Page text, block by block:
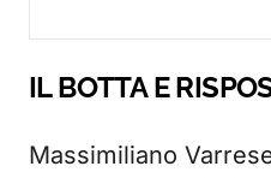
IL BOTTA E
Massimiliano